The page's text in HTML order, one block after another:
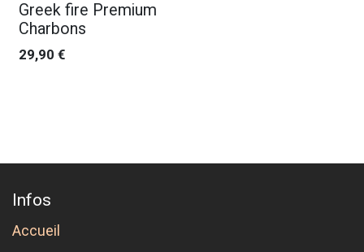
Greek fire Premium
Charbons
29,90 €
Infos
Accueil